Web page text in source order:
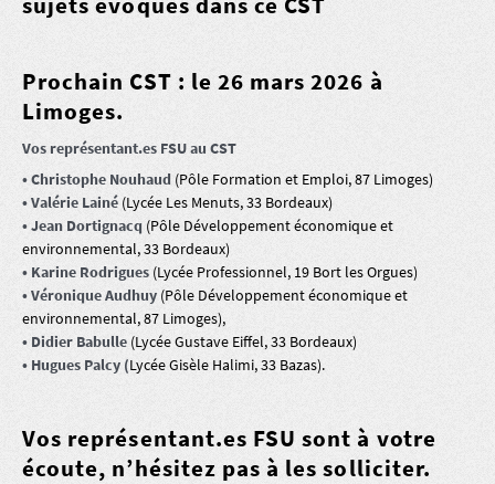
Prochain CST : le 26 mars 2026 à
Limoges.
Vos représentant.es FSU au CST
• Christophe Nouhaud (Pôle Formation et Emploi, 87 Limoges)
• Valérie Lainé (Lycée Les Menuts, 33 Bordeaux)
• Jean Dortignacq (Pôle Développement économique et
environnemental, 33 Bordeaux)
• Karine Rodrigues (Lycée Professionnel, 19 Bort les Orgues)
• Véronique Audhuy (Pôle Développement économique et
environnemental, 87 Limoges),
• Didier Babulle (Lycée Gustave Eiffel, 33 Bordeaux)
• Hugues Palcy (Lycée Gisèle Halimi, 33 Bazas).
Vos représentant.es FSU sont à votre
écoute, n’hésitez pas à les solliciter.